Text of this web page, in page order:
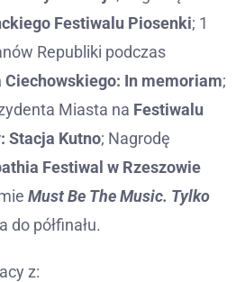
Festiwalu Piosenki; 1
Republiki podczas
Ciechowskiego: In memoriam;
Miasta na Festiwalu
Stacja Kutno; Nagrodę
Festiwal w Rzeszowie
Must Be The Music. Tylko
do półfinału.
z: